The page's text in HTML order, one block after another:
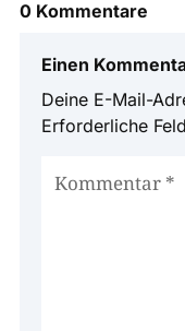
0 Kommentare
Einen
Deine E-Mail-
Erforderliche